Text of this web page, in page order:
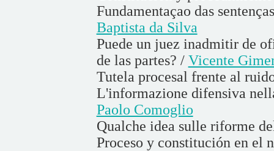
Fundamentaçao das
Baptista da Silva
Puede un juez inadmitir de
de las partes? / Vicente
Tutela procesal frente al
L'informazione difensiva
Paolo Comoglio
Qualche idea sulle riforme
Proceso y constitución en el